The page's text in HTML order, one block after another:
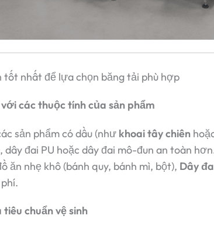
tốt nhất để lựa chọn băng tải phù hợp
các thuộc tính của sản phẩm
sản phẩm có dầu (như khoai tây chiên
dây đai PU hoặc dây đai mô-đun an toàn
ăn nhẹ khô (bánh quy, bánh mì, bột), Dây
chuẩn vệ sinh